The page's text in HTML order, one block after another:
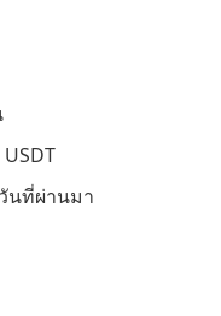
นที่ผ่านมา